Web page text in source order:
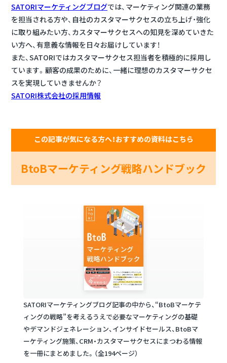
SATORIマーケティングブログでは、マーケティング関連の業務
を担当される方や、自社のカスタマーサクセスの立ち上げ・強化
に取り組みたい方、カスタマーサクセスへの知見を深めていきた
い方へ、有意義な情報を日々お届けしています！
また、SATORIではカスタマーサクセス担当者を積極的に採用し
ています。顧客の成果のために、一緒に理想のカスタマーサクセ
スを実現していきませんか？
SATORI株式会社の採用情報
この記事が気になる方へ！おすすめの資料はこちら
BtoBマーケティング戦略ハンドブック
SATORIマーケティングブログ記事の中から、“BtoBマーケテ
ィングの戦略”を考えるうえで必要なマーケティングの基礎
やデマンドジェネレーション、インサイドセールス、BtoBマ
ーケティング施策、CRM・カスタマーサクセスにまつわる情報
を一冊にまとめました。（全194ページ）